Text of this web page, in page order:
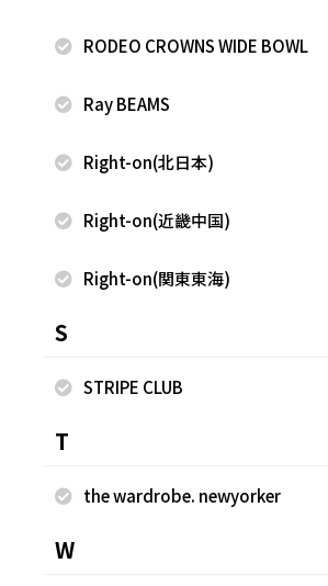
nano・universe
西宮ガーデンズ
152cm
RODEO CROWNS WIDE BOWL
Ray BEAMS
Right-on(北日本)
Right-on(近畿中国)
Right-on(関東東海)
S
STRIPE CLUB
T
the wardrobe. newyorker
W